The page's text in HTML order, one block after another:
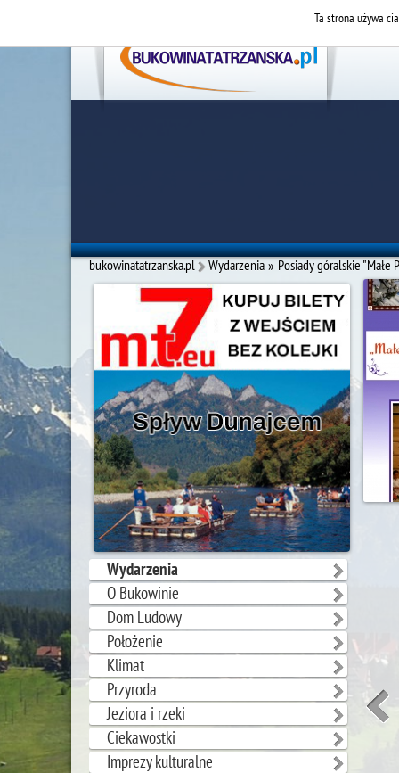
bukowinatatrzanska.pl Wydarzenia » Posiady góralskie "Małe
Wydarzenia
O Bukowinie
Dom Ludowy
Położenie
Klimat
Przyroda
Jeziora i rzeki
Ciekawostki
Imprezy kulturalne
Ta strona używa